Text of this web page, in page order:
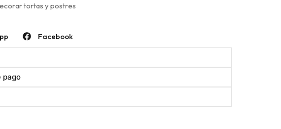
tortas y postres
Facebook
pago